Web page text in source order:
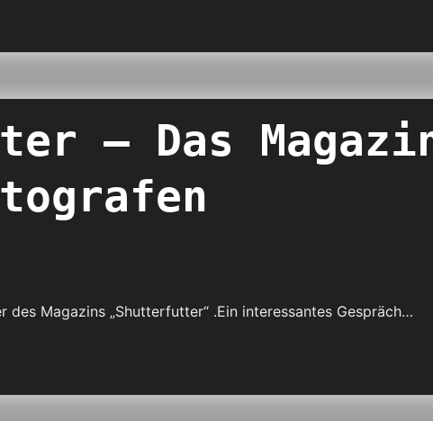
– Das
Magazins „Shutterfutter“ .Ein interessantes Gespräch…